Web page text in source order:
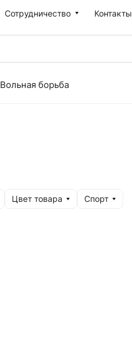
Сотрудничество Контакты
Вольная борьба
Цвет товара Спорт